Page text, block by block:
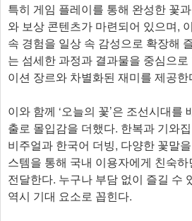
특히 게임 플레이를 통해 완성한 꽃
와 보상 콘텐츠가 마련되어 있으며,
속 경험을 일상 속 감성으로 확장해
는 섬세한 과정과 결과물을 중심으
이션 장르와 차별화된 재미를 제공한
이와 함께 ‘오늘의 꽃’은 조선시대를
출로 몰입감을 더했다. 한복과 기와
비주얼과 한국어 더빙, 다양한 꽃말
스템을 통해 국내 이용자에게 친숙
전달한다. 누구나 부담 없이 즐길 수
역시 기대 요소로 꼽힌다.